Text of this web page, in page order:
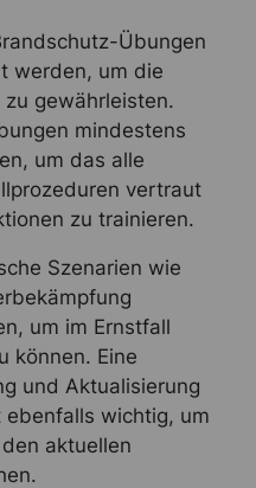
Übungen
werden, um die
gewährleisten.
mindestens
um das alle
vertraut
zu trainieren.
Szenarien wie
um im Ernstfall
können. Eine
und Aktualisierung
wichtig, um
aktuellen